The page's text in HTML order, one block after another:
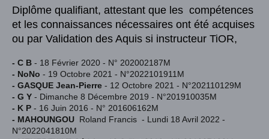
Diplôme qualifiant, attestant que les compétences
et les connaissances nécessaires ont été acquises
ou par Validation des Aquis si instructeur TiOR,
- C B - 18 Février 2020 - N° 202002187M
- NoNo - 19 Octobre 2021 - N°2022101911M
- GASQUE Jean-Pierre - 12 Octobre 2021 - N°202110129M
- G Y - Dimanche 8 Décembre 2019 - N°201910035M
- K P - 16 Juin 2016 - N° 201606162M
- MAHOUNGOU Roland Francis - Lundi 18 Avril 2022 -
N°2022041810M